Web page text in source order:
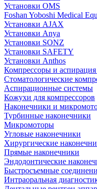
Установки OMS
Foshan Yoboshi Medical
Установки AJAX
Установки Anya
Установки SONZ
Установки SAFETY
Установки Anthos
Компрессоры и аспирация
Стоматологические
Аспирационные системы
Кожухи для компрессоров
Наконечники и
Турбинные наконечники
Микромоторы
Угловые наконечники
Хирургические
Прямые наконечники
Эндодонтические
Быстросъемные
Интраоральная